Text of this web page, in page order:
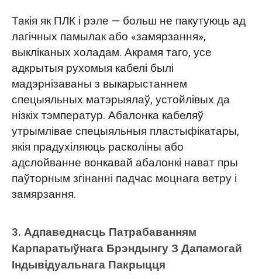
Такія як ПЛК і рэле — больш не пакутуюць ад
лагічных памылак або «замярзання»,
выкліканых холадам. Акрамя таго, усе
адкрытыя рухомыя кабелі былі
мадэрнізаваны з выкарыстаннем
спецыяльных матэрыялаў, устойлівых да
нізкіх тэмператур. Абалонка кабеляў
утрымлівае спецыяльныя пластыфікатары,
якія прадухіляюць расколіны або
адслойванне вонкавай абалонкі нават пры
паўторным згінанні падчас моцнага ветру і
замярзання.
3. Адпаведнасць Патрабаванням
Карпаратыўнага Брэндынгу З Дапамогай
Індывідуальнага Пакрыцця